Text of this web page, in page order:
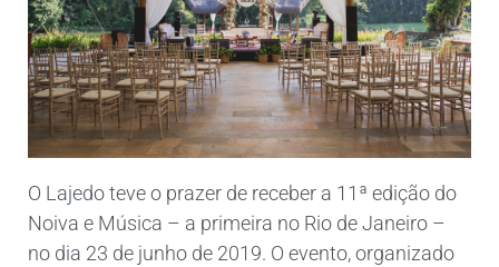
O Lajedo teve o prazer de receber a 11ª edição do
Noiva e Música – a primeira no Rio de Janeiro –
no dia 23 de junho de 2019. O evento, organizado